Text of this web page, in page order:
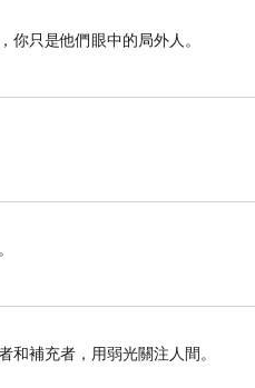
你只是他們眼中的局外人。
和補充者，用弱光關注人間。